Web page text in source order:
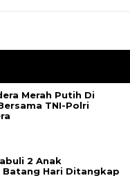
Merah Putih Di
TNI-Polri
2 Anak
Batang Hari Ditangkap